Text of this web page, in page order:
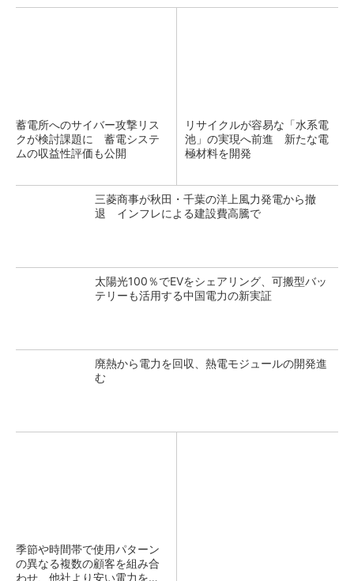
蓄電所へのサイバー攻撃リス
クが検討課題に 蓄電システ
ムの収益性評価も公開
リサイクルが容易な「水系電
池」の実現へ前進 新たな電
極材料を開発
三菱商事が秋田・千葉の洋上風力発電から撤
退 インフレによる建設費高騰で
太陽光100％でEVをシェアリング、可搬型バッ
テリーも活用する中国電力の新実証
廃熱から電力を回収、熱電モジュールの開発進
む
季節や時間帯で使用パターン
の異なる複数の顧客を組み合
わせ、他社より安い電力を提